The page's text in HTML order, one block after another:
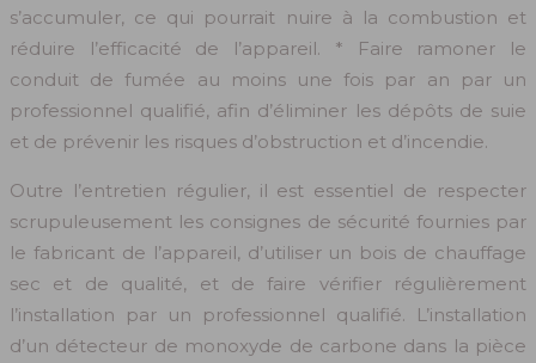
s’accumuler, ce qui pourrait nuire à la combustion et
réduire l’efficacité de l’appareil. * Faire ramoner le
conduit de fumée au moins une fois par an par un
professionnel qualifié, afin d’éliminer les dépôts de suie
et de prévenir les risques d’obstruction et d’incendie.
Outre l’entretien régulier, il est essentiel de respecter
scrupuleusement les consignes de sécurité fournies par
le fabricant de l’appareil, d’utiliser un bois de chauffage
sec et de qualité, et de faire vérifier régulièrement
l’installation par un professionnel qualifié. L’installation
d’un détecteur de monoxyde de carbone dans la pièce